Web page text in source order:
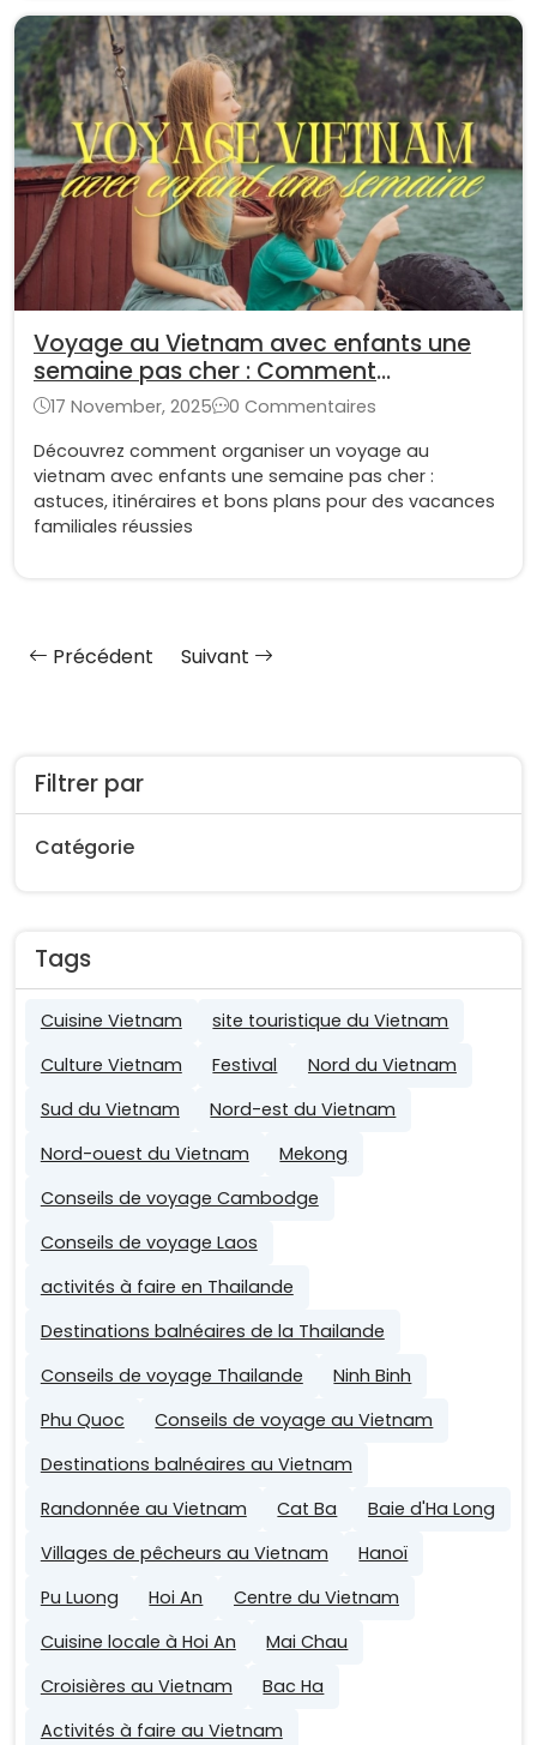
Filtrer par
Catégorie
Tags
Cuisine Vietnam
site touristique du Vietnam
Culture Vietnam
Festival
Nord du Vietnam
Sud du Vietnam
Nord-est du Vietnam
Nord-ouest du Vietnam
Mekong
Conseils de voyage Cambodge
Conseils de voyage Laos
activités à faire en Thailande
Destinations balnéaires de la Thailande
Conseils de voyage Thailande
Ninh Binh
Phu Quoc
Conseils de voyage au Vietnam
Destinations balnéaires au Vietnam
Randonnée au Vietnam
Cat Ba
Baie d'Ha Long
Villages de pêcheurs au Vietnam
Hanoï
Pu Luong
Hoi An
Centre du Vietnam
Cuisine locale à Hoi An
Mai Chau
Croisières au Vietnam
Bac Ha
Activités à faire au Vietnam
Voyage au Vietnam avec enfants une
semaine pas cher : Comment
économiser?
17 November, 2025
0 Commentaires
Découvrez comment organiser un voyage au
vietnam avec enfants une semaine pas cher :
astuces, itinéraires et bons plans pour des vacances
familiales réussies
Précédent Suivant